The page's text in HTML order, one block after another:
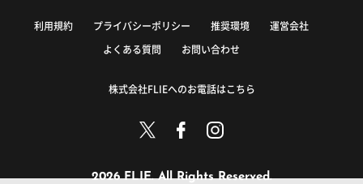
利用規約 プライバシーポリシー 推奨環境 運営会社
よくある質問 お問い合わせ
株式会社FLIEへのお電話はこちら
2026 FLIE. All Rights Reserved.